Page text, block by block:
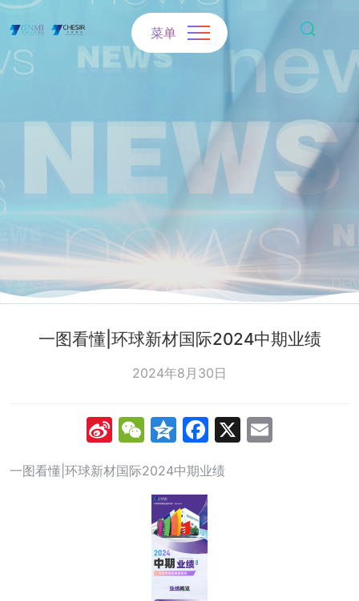
菜单
一图看懂|环球新材国际2024中期业绩
2024年8月30日
SinaWeChat
Qzone
Facebook
X
一图看懂|环球新材国际2024中期业绩